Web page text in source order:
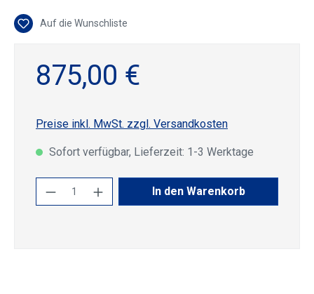
Auf die Wunschliste
875,00 €
Preise inkl. MwSt. zzgl. Versandkosten
Sofort verfügbar, Lieferzeit: 1-3 Werktage
Produkt Anzahl: Gib den gewünschten
In den Warenkorb